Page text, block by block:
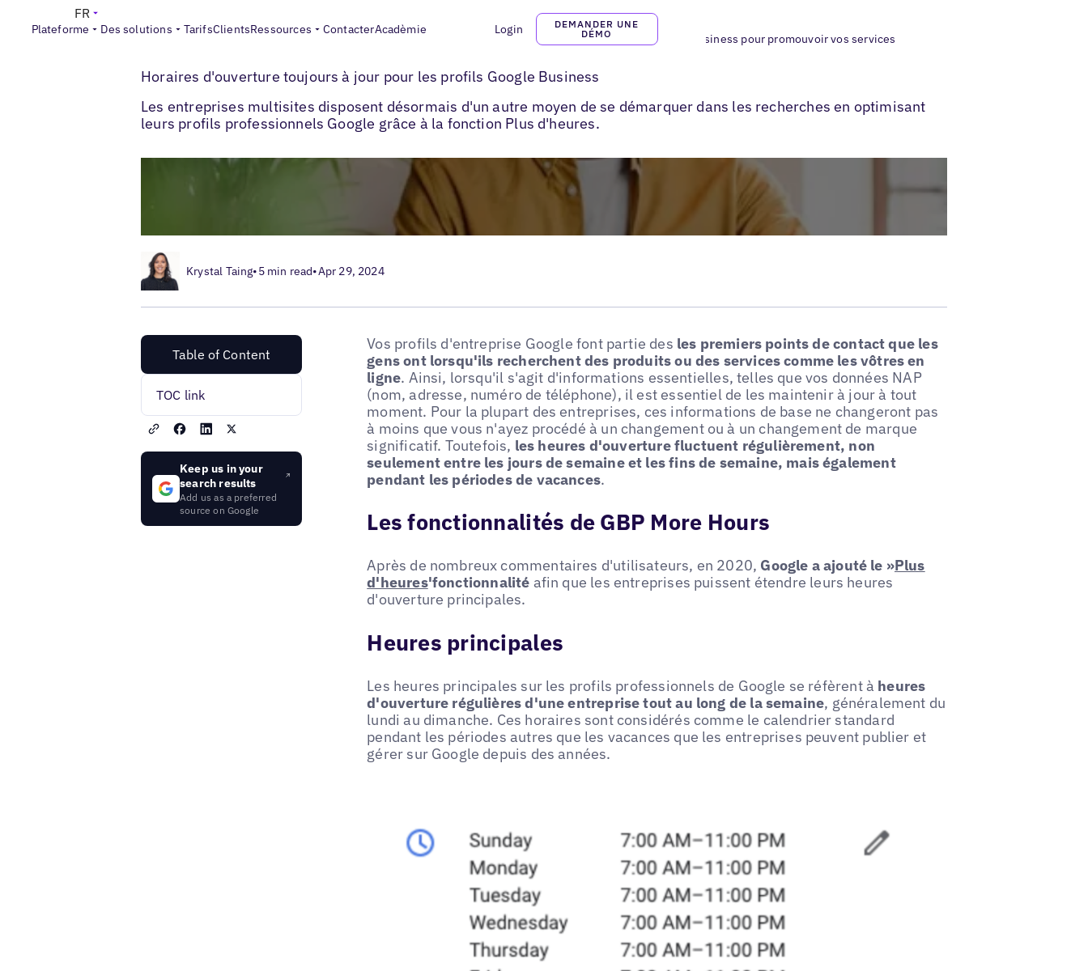
Plateforme Des solutions TarifsClientsRessources ContacterAcadèmie Login
DEMANDER UNE
DÉMO
FR
Blogs> Optimisation des fiches locales> Comment tirer parti des heures supplémentaires de Google My Business pour promouvoir vos services
Horaires d'ouverture toujours à jour pour les profils Google Business
Les entreprises multisites disposent désormais d'un autre moyen de se démarquer dans les recherches en optimisant
leurs profils professionnels Google grâce à la fonction Plus d'heures.
Krystal Taing•5 min read•Apr 29, 2024
Table of Content
TOC link
Keep us in your
search results
Add us as a preferred
source on Google
Vos profils d'entreprise Google font partie des les premiers points de contact que les
gens ont lorsqu'ils recherchent des produits ou des services comme les vôtres en
ligne. Ainsi, lorsqu'il s'agit d'informations essentielles, telles que vos données NAP
(nom, adresse, numéro de téléphone), il est essentiel de les maintenir à jour à tout
moment. Pour la plupart des entreprises, ces informations de base ne changeront pas
à moins que vous n'ayez procédé à un changement ou à un changement de marque
significatif. Toutefois, les heures d'ouverture fluctuent régulièrement, non
seulement entre les jours de semaine et les fins de semaine, mais également
pendant les périodes de vacances.
Les fonctionnalités de GBP More Hours
Après de nombreux commentaires d'utilisateurs, en 2020, Google a ajouté le »Plus
d'heures'fonctionnalité afin que les entreprises puissent étendre leurs heures
d'ouverture principales.
Heures principales
Les heures principales sur les profils professionnels de Google se réfèrent à heures
d'ouverture régulières d'une entreprise tout au long de la semaine, généralement du
lundi au dimanche. Ces horaires sont considérés comme le calendrier standard
pendant les périodes autres que les vacances que les entreprises peuvent publier et
gérer sur Google depuis des années.